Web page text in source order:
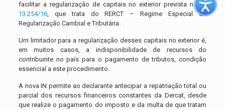
facilitar a regularização de capitais no exterior prevista nalei
13.254/16, que trata do RERCT – Regime Especial de
Regularização Cambial e Tributária.
Um limitador para a regularização desses capitais no exterior é,
em muitos casos, a indisponibilidade de recursos do
contribuinte no país para o pagamento de tributos, condição
essencial a este procedimento.
A nova IN permite ao declarante antecipar a repatriação total ou
parcial dos recursos financeiros constantes da Dercat, desde
que realize o pagamento do imposto e da multa de que tratam